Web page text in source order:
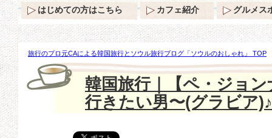
旅行のプロ元CAによる韓国旅行とソウル旅行ブログ「ソウルのおしゃれ」 TOP
ョンナム】旅行に一緒に行きたい男〜(グラビア)♪
韓国旅行｜【ペ・ジョ
行きたい男〜(グラビア)♪
はじめての方はこちら カフェ紹介 グルメス